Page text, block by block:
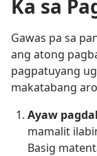
Ka sa
Gawas pa sa
ang atong
pagpatuyang
makatabang
Ayaw
mamalit
Basig